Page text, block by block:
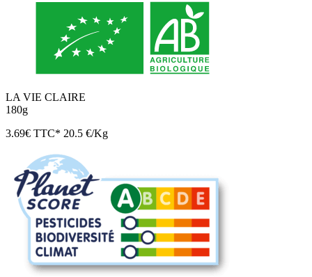
LA VIE CLAIRE
180g
3.69€ TTC* 20.5 €/Kg